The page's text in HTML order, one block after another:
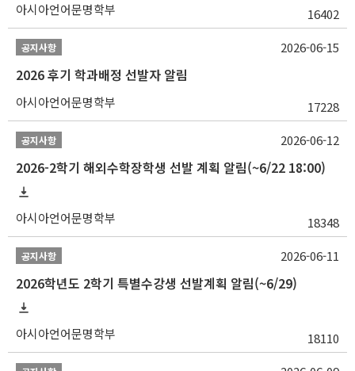
아시아언어문명학부 16402
공지사항
2026 후기 학과배정 선발자 알림
아시아언어문명학부 17228
2026-06-15
공지사항
2026-2학기 해외수학장학생 선발 계획 알림(~6/22 18:00)
아시아언어문명학부 18348
2026-06-12
공지사항
2026학년도 2학기 특별수강생 선발계획 알림(~6/29)
아시아언어문명학부 18110
2026-06-11